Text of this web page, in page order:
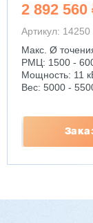
2 892 560
Артикул: 14250
Макс. Ø
РМЦ: 1500 -
Мощность: 11
Вес: 5000 -